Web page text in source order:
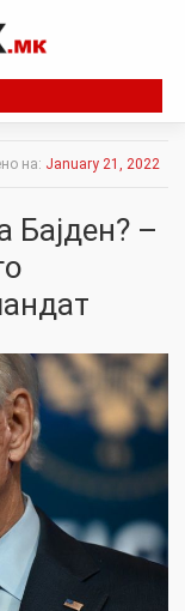
на: January 21, 2022
Бајден? –